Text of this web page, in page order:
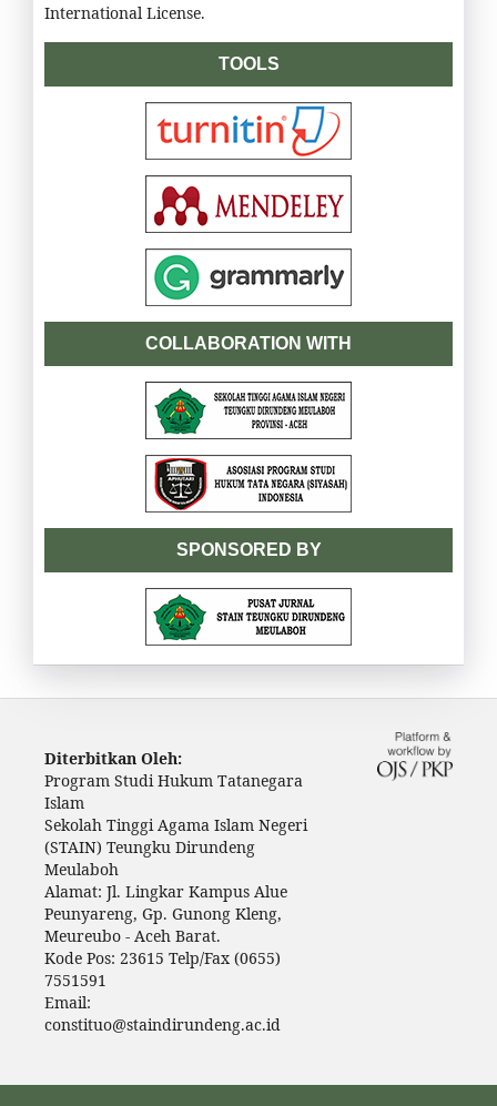
International License.
TOOLS
COLLABORATION WITH
SPONSORED BY
Diterbitkan Oleh:
Program Studi Hukum Tatanegara
Islam
Sekolah Tinggi Agama Islam Negeri
(STAIN) Teungku Dirundeng
Meulaboh
Alamat: Jl. Lingkar Kampus Alue
Peunyareng, Gp. Gunong Kleng,
Meureubo - Aceh Barat.
Kode Pos: 23615 Telp/Fax (0655)
7551591
Email:
constituo@staindirundeng.ac.id